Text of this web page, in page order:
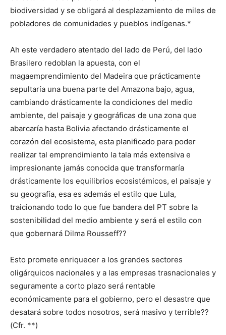
biodiversidad y se obligará al desplazamiento de miles de
pobladores de comunidades y pueblos indígenas.*
Ah este verdadero atentado del lado de Perú, del lado
Brasilero redoblan la apuesta, con el
magaemprendimiento del Madeira que prácticamente
sepultaría una buena parte del Amazona bajo, agua,
cambiando drásticamente la condiciones del medio
ambiente, del paisaje y geográficas de una zona que
abarcaría hasta Bolivia afectando drásticamente el
corazón del ecosistema, esta planificado para poder
realizar tal emprendimiento la tala más extensiva e
impresionante jamás conocida que transformaría
drásticamente los equilibrios ecosistémicos, el paisaje y
su geografía, esa es además el estilo que Lula,
traicionando todo lo que fue bandera del PT sobre la
sostenibilidad del medio ambiente y será el estilo con
que gobernará Dilma Rousseff??
Esto promete enriquecer a los grandes sectores
oligárquicos nacionales y a las empresas trasnacionales y
seguramente a corto plazo será rentable
económicamente para el gobierno, pero el desastre que
desatará sobre todos nosotros, será masivo y terrible??
(Cfr. **)